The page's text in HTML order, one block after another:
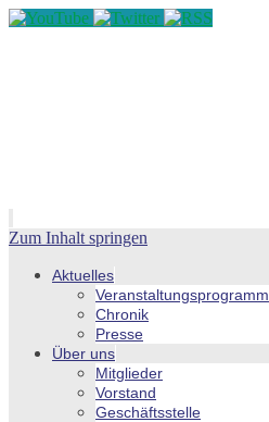
Zum Inhalt springen
Aktuelles
Veranstaltungsprogramm
Chronik
Presse
Über uns
Mitglieder
Vorstand
Geschäftsstelle